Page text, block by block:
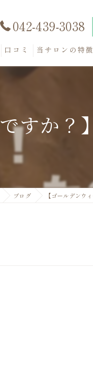
042-439-3038
口コミ 当サロンの特徴
米ぬか
アトピー
すか？】
ブログ 【ゴールデンウ